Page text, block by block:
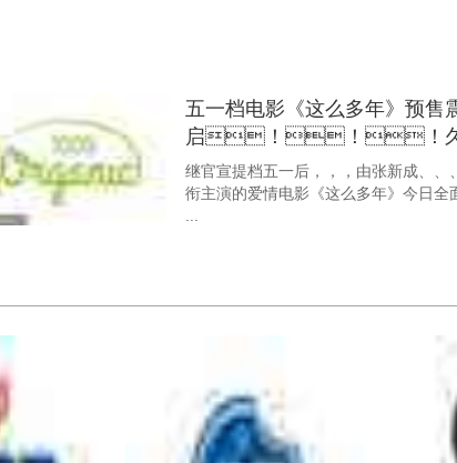
五一档电影《这么多年》预售
启！！！久
《时间碎了 ...
继官宣提档五一后，，，由张新成、、
衔主演的爱情电影《这么多年》今日全面
由张新成和孙千领衔主演、、、、